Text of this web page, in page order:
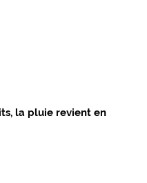
la pluie revient en